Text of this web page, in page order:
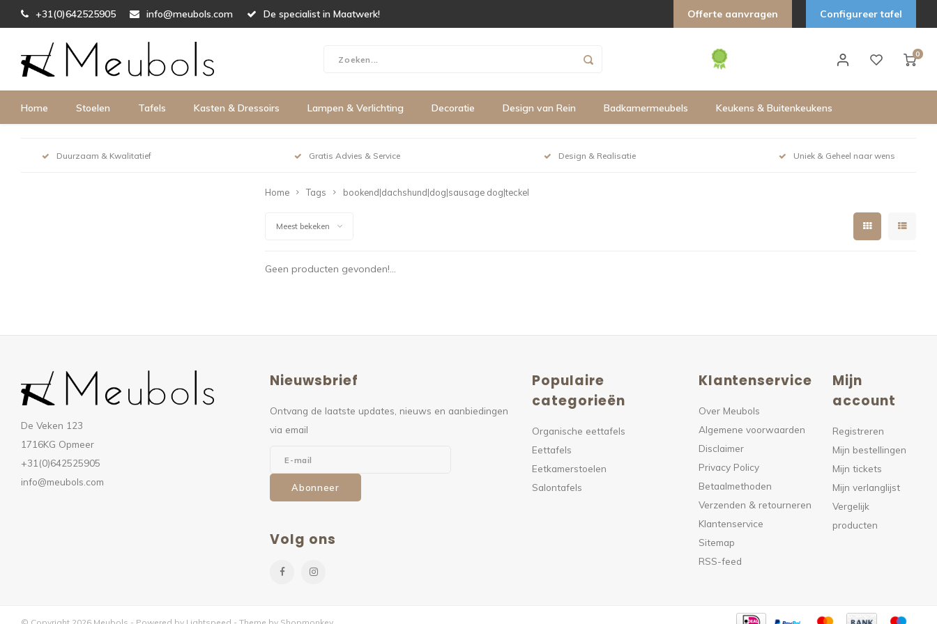
+31(0)642525905 info@meubols.com De specialist in Maatwerk! Offerte aanvragen Configureer tafel
0
Home Stoelen Tafels Kasten & Dressoirs Lampen & Verlichting Decoratie Design van Rein Badkamermeubels Keukens & Buitenkeukens
Duurzaam & Kwalitatief Gratis Advies & Service Design & Realisatie Uniek & Geheel naar wens
Home Tags bookend|dachshund|dog|sausage dog|teckel
Meest bekeken
Geen producten gevonden!...
De Veken 123
1716KG Opmeer
+31(0)642525905
info@meubols.com
Nieuwsbrief
Ontvang de laatste updates, nieuws en aanbiedingen
via email
Abonneer
Volg ons
Populaire
categorieën
Organische eettafels
Eettafels
Eetkamerstoelen
Salontafels
Klantenservice
Over Meubols
Algemene voorwaarden
Disclaimer
Privacy Policy
Betaalmethoden
Verzenden & retourneren
Klantenservice
Sitemap
RSS-feed
Mijn
account
Registreren
Mijn bestellingen
Mijn tickets
Mijn verlanglijst
Vergelijk
producten